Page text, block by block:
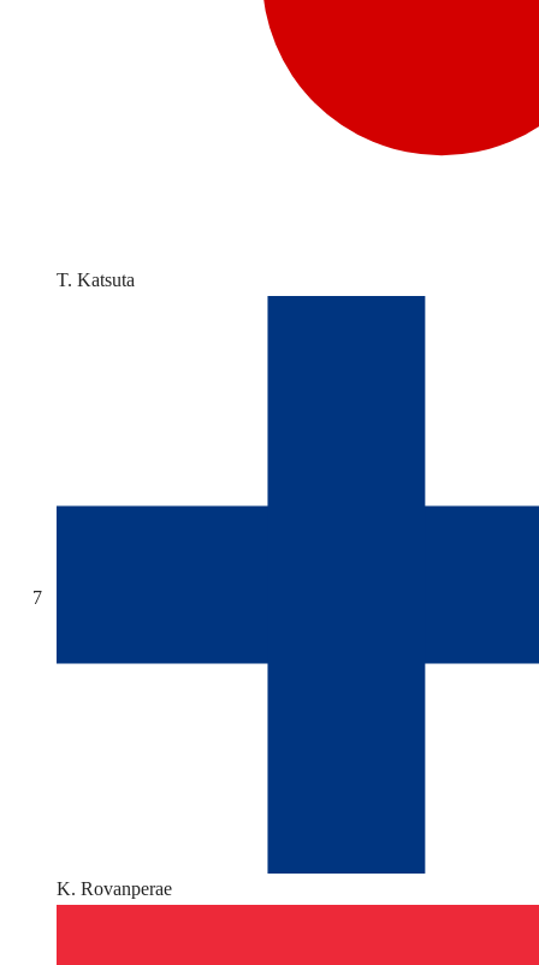
T. Katsuta
7
K. Rovanperae